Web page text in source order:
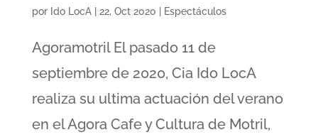
por Ido LocA| 22, Oct 2020 Espectáculos
Agoramotril El pasado 11 de
septiembre de 2020, Cia Ido LocA
realiza su ultima actuación del verano
en el Agora Cafe y Cultura de Motril,